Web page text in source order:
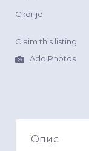
Скопје
Claim this listing
Add Photos
Опис